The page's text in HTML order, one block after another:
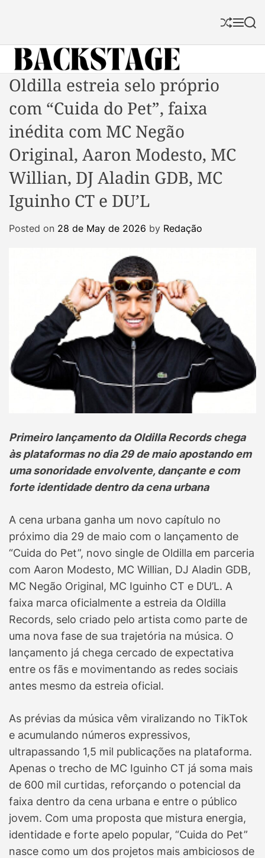
S
f
M S
c
B
a
c
k
s
t
g
e
M
a
Oldilla estreia selo próprio
com “Cuida do Pet”, faixa
inédita com MC Negão
Original, Aaron Modesto, MC
Willian, DJ Aladin GDB, MC
Iguinho CT e DU’L
Posted on 28 de May de 2026 by Redação
Primeiro lançamento da Oldilla Records chega
às plataformas no dia 29 de maio apostando em
uma sonoridade envolvente, dançante e com
forte identidade dentro da cena urbana
A cena urbana ganha um novo capítulo no
próximo dia 29 de maio com o lançamento de
“Cuida do Pet”, novo single de Oldilla em parceria
com Aaron Modesto, MC Willian, DJ Aladin GDB,
MC Negão Original, MC Iguinho CT e DU’L. A
faixa marca oficialmente a estreia da Oldilla
Records, selo criado pelo artista como parte de
uma nova fase de sua trajetória na música. O
lançamento já chega cercado de expectativa
entre os fãs e movimentando as redes sociais
antes mesmo da estreia oficial.
As prévias da música vêm viralizando no TikTok
e acumulando números expressivos,
ultrapassando 1,5 mil publicações na plataforma.
Apenas o trecho de MC Iguinho CT já soma mais
de 600 mil curtidas, reforçando o potencial da
faixa dentro da cena urbana e entre o público
jovem. Com uma proposta que mistura energia,
identidade e forte apelo popular, “Cuida do Pet”
nasce como um dos projetos mais ambiciosos de